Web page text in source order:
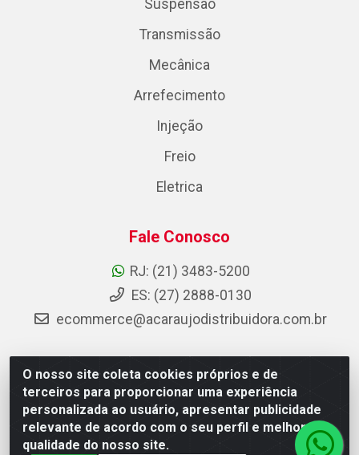
O nosso site coleta cookies próprios e de
terceiros para proporcionar uma experiência
personalizada ao usuário, apresentar publicidade
relevante de acordo com o seu perfil e melhorar a
qualidade do nosso site.
Suspensão
Transmissão
Mecânica
Arrefecimento
Injeção
Freio
Eletrica
Fale Conosco
RJ: (21) 3483-5200
ES: (27) 2888-0130
ecommerce@acaraujodistribuidora.com.br
AC Araujo Distribuidora - Rua Carneiro de Campos, 42 -
São Cristóvão, Rio de Janeiro/RJ - CEP 20.920-410 -
CNPJ 08.744.753/0003-85